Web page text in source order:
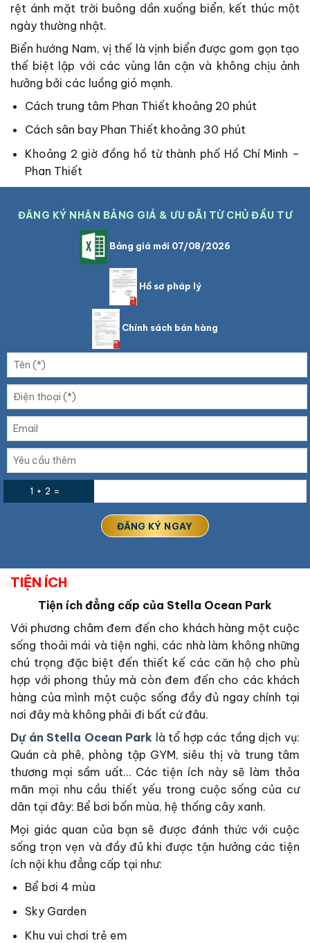
rệt ánh mặt trời buông dần xuống biển, kết thúc một
ngày thường nhật.
Biển hướng Nam, vị thế là vịnh biển được gom gọn tạo
thế biệt lập với các vùng lân cận và không chịu ảnh
hưởng bởi các luồng gió mạnh.
Cách trung tâm Phan Thiết khoảng 20 phút
Cách sân bay Phan Thiết khoảng 30 phút
Khoảng 2 giờ đồng hồ từ thành phố Hồ Chí Minh –
Phan Thiết
ĐĂNG KÝ NHẬN BẢNG GIÁ & ƯU ĐÃI TỪ CHỦ ĐẦU TƯ
Bảng giá mới 07/08/2026
Hồ sơ pháp lý
Chính sách bán hàng
1 + 2 =
TIỆN ÍCH
Tiện ích đẳng cấp của Stella Ocean Park
Với phương châm đem đến cho khách hàng một cuộc
sống thoải mái và tiện nghi, các nhà làm không những
chú trọng đặc biệt đến thiết kế các căn hộ cho phù
hợp với phong thủy mà còn đem đến cho các khách
hàng của mình một cuộc sống đầy đủ ngay chính tại
nơi đây mà không phải đi bất cứ đâu.
Dự án Stella Ocean Park là tổ hợp các tầng dịch vụ:
Quán cà phê, phòng tập GYM, siêu thị và trung tâm
thương mại sầm uất… Các tiện ích này sẽ làm thỏa
mãn mọi nhu cầu thiết yếu trong cuộc sống của cư
dân tại đây: Bể bơi bốn mùa, hệ thống cây xanh.
Mọi giác quan của bạn sẽ được đánh thức với cuộc
sống trọn vẹn và đầy đủ khi được tận hưởng các tiện
ích nội khu đẳng cấp tại như:
Bể bơi 4 mùa
Sky Garden
Khu vui chơi trẻ em